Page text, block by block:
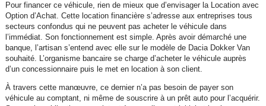
Pour financer ce véhicule, rien de mieux que d’envisager la Location avec
Option d’Achat. Cette location financière s’adresse aux entreprises tous
secteurs confondus qui ne peuvent pas acheter le véhicule dans
l’immédiat. Son fonctionnement est simple. Après avoir démarché une
banque, l’artisan s’entend avec elle sur le modèle de Dacia Dokker Van
souhaité. L’organisme bancaire se charge d’acheter le véhicule auprès
d’un concessionnaire puis le met en location à son client.
À travers cette manœuvre, ce dernier n’a pas besoin de payer son
véhicule au comptant, ni même de souscrire à un prêt auto pour l’acquérir.